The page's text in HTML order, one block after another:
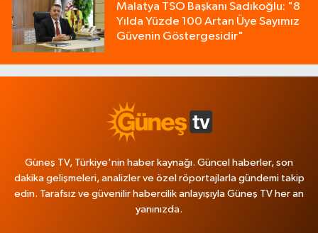
Malatya TSO Başkanı Sadıkoğlu: "8
Yılda Yüzde 100 Artan Üye Sayımız
Güvenin Göstergesidir"
Güneş TV, Türkiye'nin haber kaynağı. Güncel haberler, son
dakika gelişmeleri, analizler ve özel röportajlarla gündemi takip
edin. Tarafsız ve güvenilir habercilik anlayışıyla Güneş TV her an
yanınızda.